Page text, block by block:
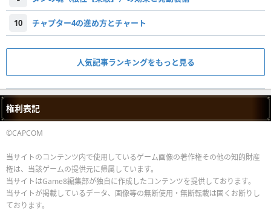
10 チャプター4の進め方とチャート
人気記事ランキングをもっと見る
権利表記
©CAPCOM
当サイトのコンテンツ内で使用しているゲーム画像の著作権その他の知的財産
権は、当該ゲームの提供元に帰属しています。
当サイトはGame8編集部が独自に作成したコンテンツを提供しております。
当サイトが掲載しているデータ、画像等の無断使用・無断転載は固くお断りし
ております。